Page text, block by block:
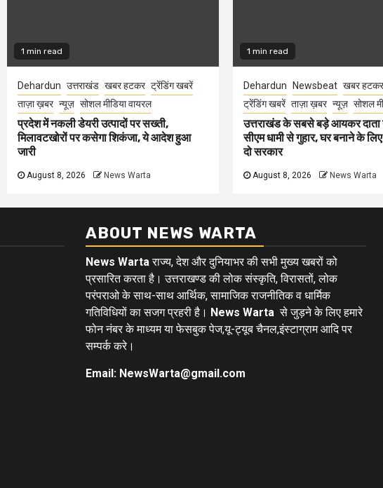
1 min read
Dehardun उत्तराखंड खबर हटकर ट्रेंडिंग खबरें
ताज़ा ख़बर न्यूज़ सोशल मीडिया वायरल
प्रदेश में नकली डेयरी उत्पादों पर सख्ती,
मिलावटखोरों पर कसेगा शिकंजा, ये आदेश हुआ
जारी
August 8, 2026 News Warta
1 min read
Dehardun Newsbeat खबर हटकर
ट्रेंडिंग खबरें ताज़ा ख़बर न्यूज़ सोशल
उत्तराखंड के सबसे बड़े आयकर
सीएम धामी से गुहार, घर बनाने के
दो सरकार
August 8, 2026 News Warta
ABOUT NEWS WARTA
News Wartaराज्य, देश और दुनियाभर की सभी मुख्य खबरों को
प्रसारित करता है। उत्तराखण्ड की लोक संस्कृति, विरासतों, लोक
परंपराओ के साथ-साथ आर्थिक, सामाजिक राजनीतिक व धार्मिक
गतिविधियों का सजग प्रहरी है। News Warta से जुड़ने के लिए हमारे
फोन नंबर के माध्यम या फेसबुक पेज,यू-ट्यूब चैनल,इंस्टाग्राम आदि पर
सम्पर्क करे।
Email: NewsWarta@gmail.com